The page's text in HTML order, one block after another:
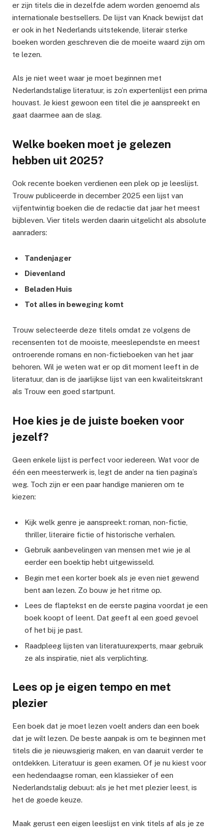
er zijn titels die in dezelfde adem worden genoemd als
internationale bestsellers. De lijst van Knack bewijst dat
er ook in het Nederlands uitstekende, literair sterke
boeken worden geschreven die de moeite waard zijn om
te lezen.
Als je niet weet waar je moet beginnen met
Nederlandstalige literatuur, is zo’n expertenlijst een prima
houvast. Je kiest gewoon een titel die je aanspreekt en
gaat daarmee aan de slag.
Welke boeken moet je gelezen
hebben uit 2025?
Ook recente boeken verdienen een plek op je leeslijst.
Trouw publiceerde in december 2025 een lijst van
vijfentwintig boeken die de redactie dat jaar het meest
bijbleven. Vier titels werden daarin uitgelicht als absolute
aanraders:
Tandenjager
Dievenland
Beladen Huis
Tot alles in beweging komt
Trouw selecteerde deze titels omdat ze volgens de
recensenten tot de mooiste, meeslependste en meest
ontroerende romans en non-fictieboeken van het jaar
behoren. Wil je weten wat er op dit moment leeft in de
literatuur, dan is de jaarlijkse lijst van een kwaliteitskrant
als Trouw een goed startpunt.
Hoe kies je de juiste boeken voor
jezelf?
Geen enkele lijst is perfect voor iedereen. Wat voor de
één een meesterwerk is, legt de ander na tien pagina’s
weg. Toch zijn er een paar handige manieren om te
kiezen:
Kijk welk genre je aanspreekt: roman, non-fictie,
thriller, literaire fictie of historische verhalen.
Gebruik aanbevelingen van mensen met wie je al
eerder een boektip hebt uitgewisseld.
Begin met een korter boek als je even niet gewend
bent aan lezen. Zo bouw je het ritme op.
Lees de flaptekst en de eerste pagina voordat je een
boek koopt of leent. Dat geeft al een goed gevoel
of het bij je past.
Raadpleeg lijsten van literatuurexperts, maar gebruik
ze als inspiratie, niet als verplichting.
Lees op je eigen tempo en met
plezier
Een boek dat je moet lezen voelt anders dan een boek
dat je wilt lezen. De beste aanpak is om te beginnen met
titels die je nieuwsgierig maken, en van daaruit verder te
ontdekken. Literatuur is geen examen. Of je nu kiest voor
een hedendaagse roman, een klassieker of een
Nederlandstalig debuut: als je het met plezier leest, is
het de goede keuze.
Maak gerust een eigen leeslijst en vink titels af als je ze